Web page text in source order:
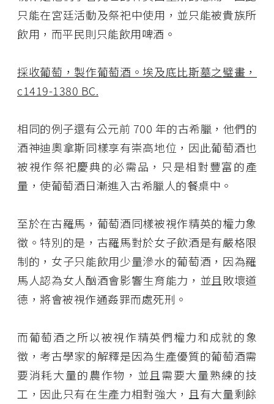
只能在宮廷活動及祭祀中使用，並只能被貴族所
飲用，而平民則只能飲用啤酒。
採收葡萄，製作葡萄酒。埃及底比斯墓之璧畫，
c1419-1380 BC.
相同的例子還有公元前 700 年的古希臘，他們的
酒神迪奧拿斯同樣享有崇高地位，因此葡萄酒也
被視作祭祀慶典的必需品，只是相對豐富的產
量，使葡萄酒日漸進入古希臘人的餐桌中。
至於在古羅馬，葡萄酒同樣被視作精英的權力象
徵。特別的是，古羅馬對於女子飲酒是有嚴格限
制的，女子只能飲用少量滲水的葡萄酒，因為羅
馬人認為女人酗酒會影響生育能力，並且敗壞道
德，將會被視作通姦罪而處死刑。
而葡萄酒之所以被視作精英們權力和成就的象
徵，考古學家的解釋是因為生產優質的葡萄酒需
要消耗大量的農作物，並且需要大量熟練的技
工，因此只有在生產力相對強大，且有大量剩餘